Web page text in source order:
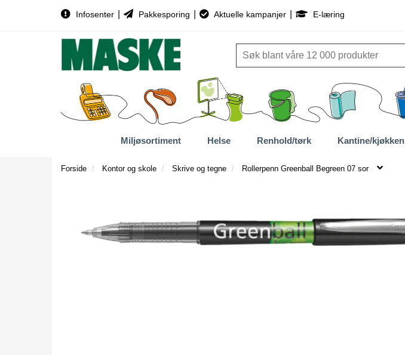
Infosenter Pakkesporing Aktuelle kampanjer E-læring
Miljøsortiment Helse Renhold/tørk Kantine/kjøkken
Forside Kontor og skole Skrive og tegne Rollerpenn Greenball Begreen 07 sor